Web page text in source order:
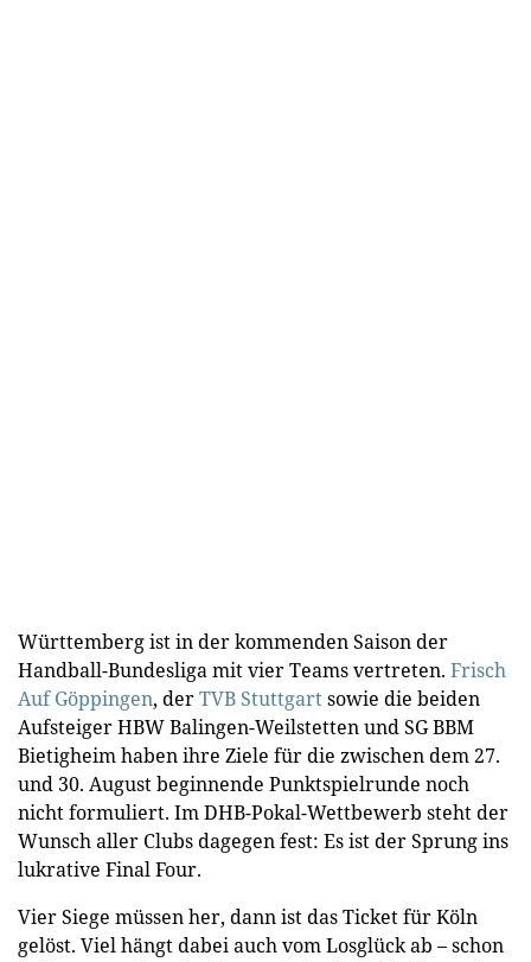
Württemberg ist in der kommenden Saison der
Handball-Bundesliga mit vier Teams vertreten. Frisch
Auf Göppingen, derTVB Stuttgartsowie die beiden
Aufsteiger HBW Balingen-Weilstetten und SG BBM
Bietigheim haben ihre Ziele für die zwischen dem 27.
und 30. August beginnende Punktspielrunde noch
nicht formuliert. Im DHB-Pokal-Wettbewerb steht der
Wunsch aller Clubs dagegen fest: Es ist der Sprung ins
lukrative Final Four.
Vier Siege müssen her, dann ist das Ticket für Köln
gelöst. Viel hängt dabei auch vom Losglück ab – schon